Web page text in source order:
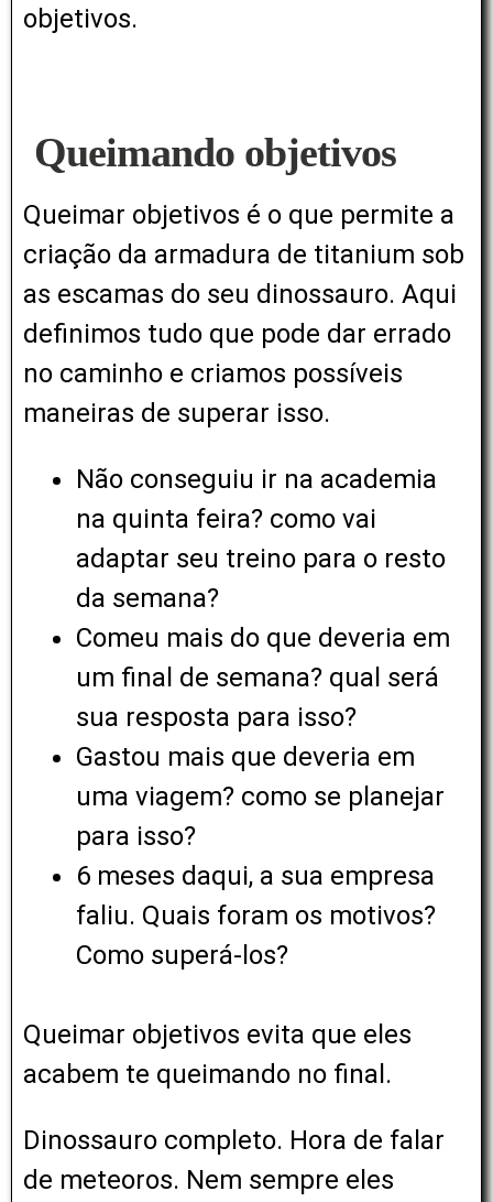
objetivos.
Queimando objetivos
Queimar objetivos é o que permite a
criação da armadura de titanium sob
as escamas do seu dinossauro. Aqui
definimos tudo que pode dar errado
no caminho e criamos possíveis
maneiras de superar isso.
Não conseguiu ir na academia
na quinta feira? como vai
adaptar seu treino para o resto
da semana?
Comeu mais do que deveria em
um final de semana? qual será
sua resposta para isso?
Gastou mais que deveria em
uma viagem? como se planejar
para isso?
6 meses daqui, a sua empresa
faliu. Quais foram os motivos?
Como superá-los?
Queimar objetivos evita que eles
acabem te queimando no final.
Dinossauro completo. Hora de falar
de meteoros. Nem sempre eles